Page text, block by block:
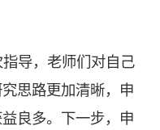
导，老师们对自己
思路更加清晰，申
良多。下一步，申